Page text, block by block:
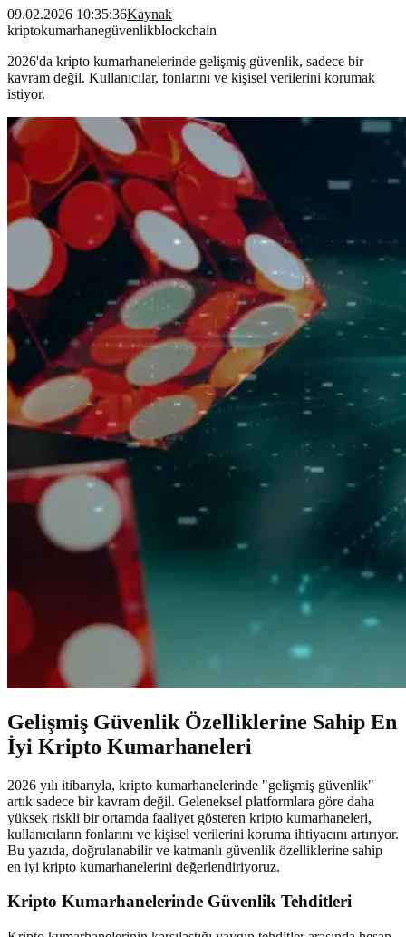
09.02.2026 10:35:36Kaynak
kriptokumarhanegüvenlikblockchain
2026'da kripto kumarhanelerinde gelişmiş güvenlik, sadece bir
kavram değil. Kullanıcılar, fonlarını ve kişisel verilerini korumak
istiyor.
Gelişmiş Güvenlik Özelliklerine Sahip En
İyi Kripto Kumarhaneleri
2026 yılı itibarıyla, kripto kumarhanelerinde "gelişmiş güvenlik"
artık sadece bir kavram değil. Geleneksel platformlara göre daha
yüksek riskli bir ortamda faaliyet gösteren kripto kumarhaneleri,
kullanıcıların fonlarını ve kişisel verilerini koruma ihtiyacını artırıyor.
Bu yazıda, doğrulanabilir ve katmanlı güvenlik özelliklerine sahip
en iyi kripto kumarhanelerini değerlendiriyoruz.
Kripto Kumarhanelerinde Güvenlik Tehditleri